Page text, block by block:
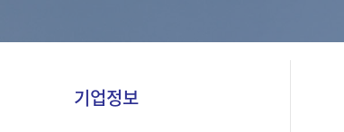
기업정보